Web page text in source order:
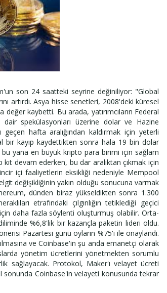
son 24 saatteki seyrine değiniliyor: "Global
artırdı. Asya hisse senetleri, 2008'deki küresel
kaybetti. Bu arada, yatırımcıların Federal
dair spekülasyonları üzerine dolar ve Hazine
hafta aralığından kaldırmak için yeterli
bir kayıp kaydettikten sonra hala 19 bin dolar
yana en büyük kripto para birimi için sağlam
devam ederken, bu dar aralıktan çıkmak için
içi faaliyetlerin eksikliği nedeniyle Mempool
değişikliğinin yakın olduğu sonucuna varmak
dünden biraz yükseldikten sonra 1.300
etrafındaki çılgınlığın tetiklediği geçici
daha fazla söylenti oluşturmuş olabilir. Orta-
%6,8'lik bir kazançla paketin lideri oldu.
Pazartesi günü oyların %75'i ile onaylandı.
ve Coinbase'in şu anda emanetçi olarak
yönetim ücretlerini yönetmekten sorumlu
sağlayacak. Protokol, Maker'ı velayet ücreti
Coinbase'in velayeti konusunda tekrar